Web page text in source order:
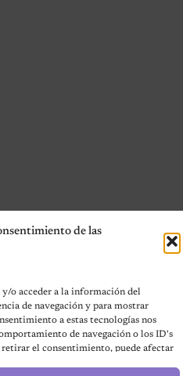
de las
o acceder a la información del
de navegación y para mostrar
a estas tecnologías nos
de navegación o los ID's
el consentimiento, puede afectar
privacidad